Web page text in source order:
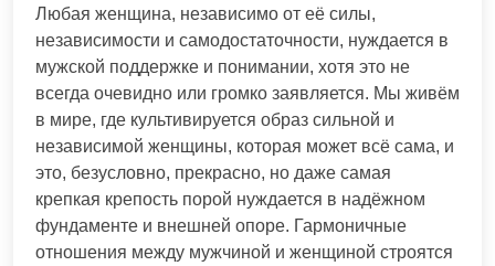
Любая женщина, независимо от её силы,
независимости и самодостаточности, нуждается в
мужской поддержке и понимании, хотя это не
всегда очевидно или громко заявляется. Мы живём
в мире, где культивируется образ сильной и
независимой женщины, которая может всё сама, и
это, безусловно, прекрасно, но даже самая
крепкая крепость порой нуждается в надёжном
фундаменте и внешней опоре. Гармоничные
отношения между мужчиной и женщиной строятся